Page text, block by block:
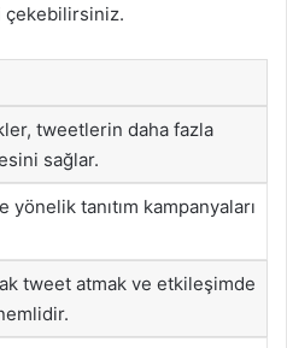
çekebilirsiniz.
tweetlerin daha fazla
sağlar.
yönelik tanıtım kampanyaları
tweet atmak ve etkileşimde